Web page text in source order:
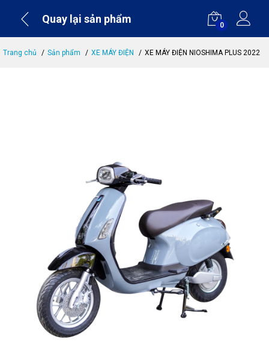
Quay lại sản phẩm
0
Trang chủ Sản phẩm XE MÁY ĐIỆN XE MÁY ĐIỆN NIOSHIMA PLUS 2022